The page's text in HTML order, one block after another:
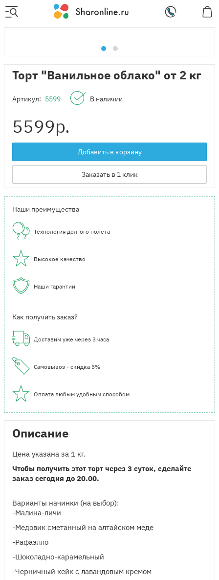
Торт "Ванильное облако" от 2 кг
Артикул: 5599 В наличии
5599р.
Добавить в корзину
Заказать в 1 клик
Наши преимущества
Технология долгого полета
Высокое качество
Наши гарантии
Как получить заказ?
Доставим уже через 3 часа
Самовывоз - скидка 5%
Оплата любым удобным способом
Описание
Цена указана за 1 кг.
Чтобы получить этот торт через 3 суток, сделайте
заказ сегодня до 20.00.
Варианты начинки (на выбор):
-Малина-личи
-Медовик сметанный на алтайском меде
-Рафаэлло
-Шоколадно-карамельный
-Черничный кейк с лавандовым кремом